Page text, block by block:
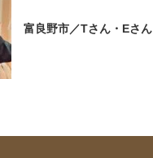
富良野市／Tさん・Eさん